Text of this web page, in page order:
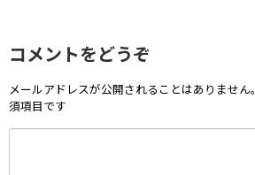
コメントをどうぞ
メールアドレスが公開されることはありません。
須項目です